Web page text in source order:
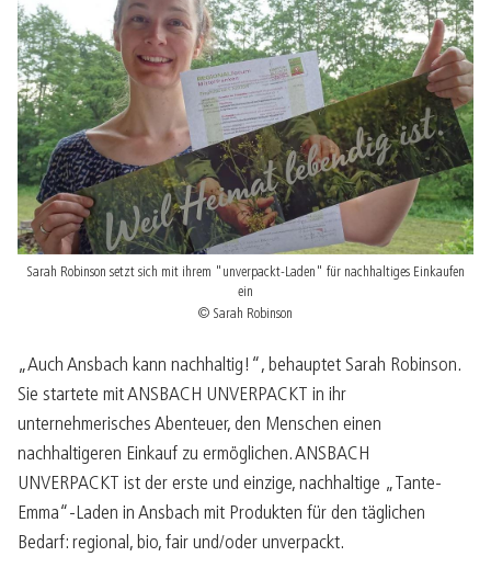
Sarah Robinson setzt sich mit ihrem "unverpackt-Laden" für nachhaltiges Einkaufen
ein
© Sarah Robinson
„Auch Ansbach kann nachhaltig!“, behauptet Sarah Robinson.
Sie startete mit ANSBACH UNVERPACKT in ihr
unternehmerisches Abenteuer, den Menschen einen
nachhaltigeren Einkauf zu ermöglichen. ANSBACH
UNVERPACKT ist der erste und einzige, nachhaltige „Tante-
Emma“-Laden in Ansbach mit Produkten für den täglichen
Bedarf: regional, bio, fair und/oder unverpackt.